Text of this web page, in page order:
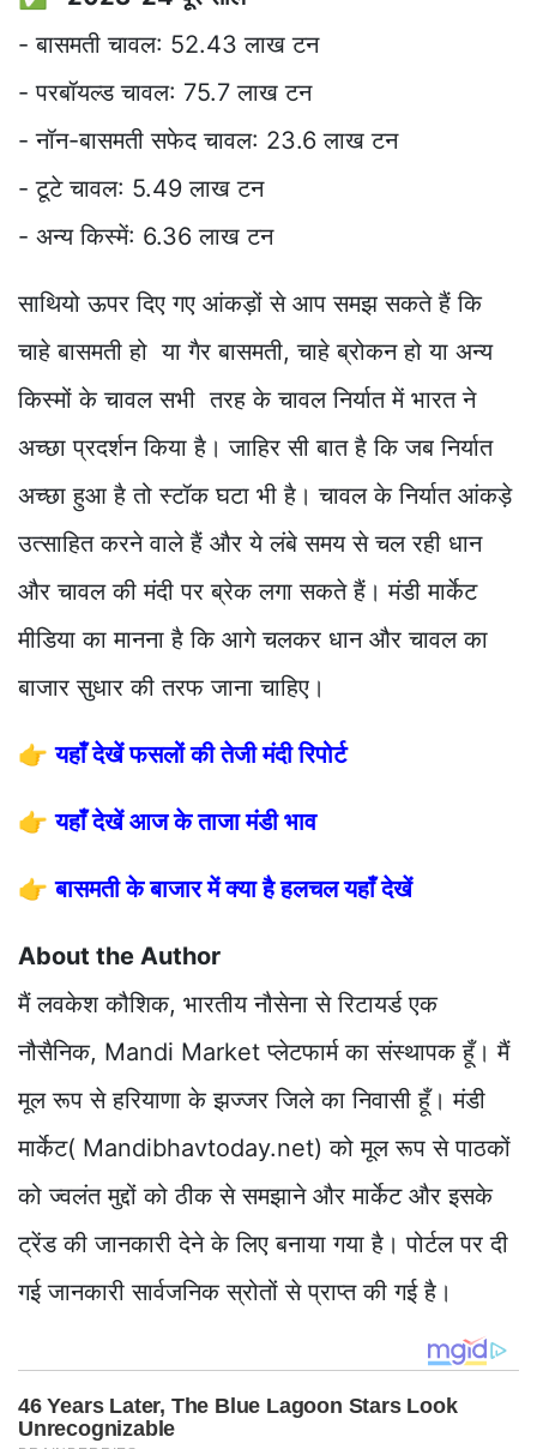
- बासमती चावल: 52.43 लाख टन
- परबॉयल्ड चावल: 75.7 लाख टन
- नॉन-बासमती सफेद चावल: 23.6 लाख टन
- टूटे चावल: 5.49 लाख टन
- अन्य किस्में: 6.36 लाख टन
साथियो ऊपर दिए गए आंकड़ों से आप समझ सकते हैं कि
चाहे बासमती हो या गैर बासमती, चाहे ब्रोकन हो या अन्य
किस्मों के चावल सभी तरह के चावल निर्यात में भारत ने
अच्छा प्रदर्शन किया है। जाहिर सी बात है कि जब निर्यात
अच्छा हुआ है तो स्टॉक घटा भी है। चावल के निर्यात आंकड़े
उत्साहित करने वाले हैं और ये लंबे समय से चल रही धान
और चावल की मंदी पर ब्रेक लगा सकते हैं। मंडी मार्केट
मीडिया का मानना है कि आगे चलकर धान और चावल का
बाजार सुधार की तरफ जाना चाहिए।
👉यहाँ देखें फसलों की तेजी मंदी रिपोर्ट
👉यहाँ देखें आज के ताजा मंडी भाव
👉बासमती के बाजार में क्या है हलचल यहाँ देखें
About the Author
मैं लवकेश कौशिक, भारतीय नौसेना से रिटायर्ड एक
नौसैनिक, Mandi Market प्लेटफार्म का संस्थापक हूँ। मैं
मूल रूप से हरियाणा के झज्जर जिले का निवासी हूँ। मंडी
मार्केट( Mandibhavtoday.net) को मूल रूप से पाठकों
को ज्वलंत मुद्दों को ठीक से समझाने और मार्केट और इसके
ट्रेंड की जानकारी देने के लिए बनाया गया है। पोर्टल पर दी
गई जानकारी सार्वजनिक स्रोतों से प्राप्त की गई है।